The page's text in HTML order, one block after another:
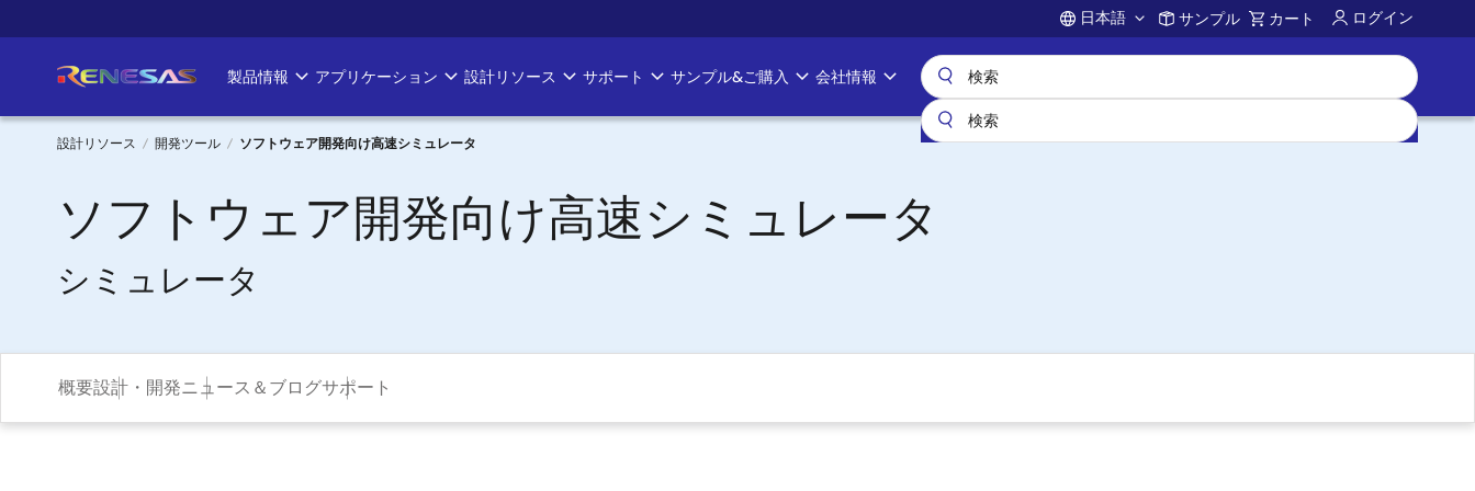
イ
ン
Account
日本語 サンプル カート ログイン
Main
navigation
製品情報 アプリケーション 設計リソース サポート サンプル&ご購入 会社情報
パ
ン
く
設計リソース 開発ツール ソフトウェア開発向け高速シミュレータ
ソフトウェア開発向け高速シミュレータ
シミュレータ
概要設計・開発ニュース＆ブログサポート